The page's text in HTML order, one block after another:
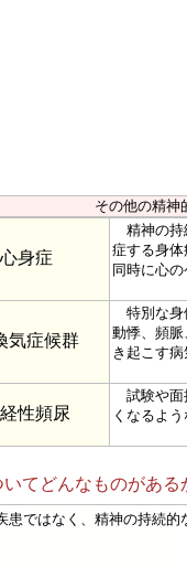
その他の精神
心身症
精神の持
症する身体
同時に心の
気症候群
特別な身
動悸、頻脈
き起こす病
性頻尿
試験や面
くなるよ
てどんなものがある
ではなく、精神の持続的